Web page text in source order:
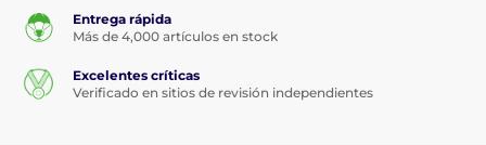
Entrega rápida
Más de 4,000 artículos en stock
Excelentes críticas
Verificado en sitios de revisión independientes